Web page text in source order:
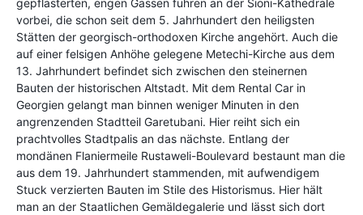
gepflasterten, engen Gassen führen an der Sioni-Kathedrale
vorbei, die schon seit dem 5. Jahrhundert den heiligsten
Stätten der georgisch-orthodoxen Kirche angehört. Auch die
auf einer felsigen Anhöhe gelegene Metechi-Kirche aus dem
13. Jahrhundert befindet sich zwischen den steinernen
Bauten der historischen Altstadt. Mit dem Rental Car in
Georgien gelangt man binnen weniger Minuten in den
angrenzenden Stadtteil Garetubani. Hier reiht sich ein
prachtvolles Stadtpalis an das nächste. Entlang der
mondänen Flaniermeile Rustaweli-Boulevard bestaunt man die
aus dem 19. Jahrhundert stammenden, mit aufwendigem
Stuck verzierten Bauten im Stile des Historismus. Hier hält
man an der Staatlichen Gemäldegalerie und lässt sich dort